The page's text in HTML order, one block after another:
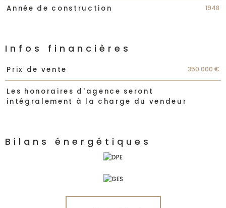
Année de construction 1948
Infos financières
Caractéristiques Valeurs
Prix de vente 350 000 €
Les honoraires d'agence seront
intégralement à la charge du vendeur
Bilans énergétiques